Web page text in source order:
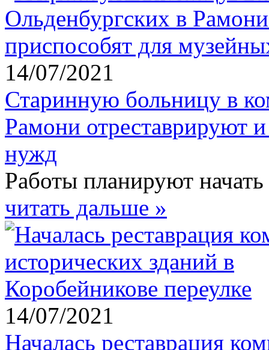
14/07/2021
Старинную больницу в
Рамони отреставрируют
нужд
Работы планируют начать
читать дальше »
14/07/2021
Началась реставрация